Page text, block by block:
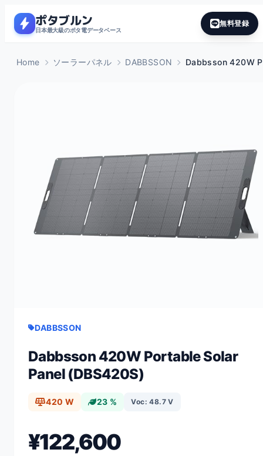
bolt ポタブルン
日本最大級のポタ電データベース
無料登録
Home ソーラーパネル DABBSSON
DABBSSON
Dabbsson 420W Portable Solar
Panel (DBS420S)
420 W 23 % Voc: 48.7 V
¥122,600